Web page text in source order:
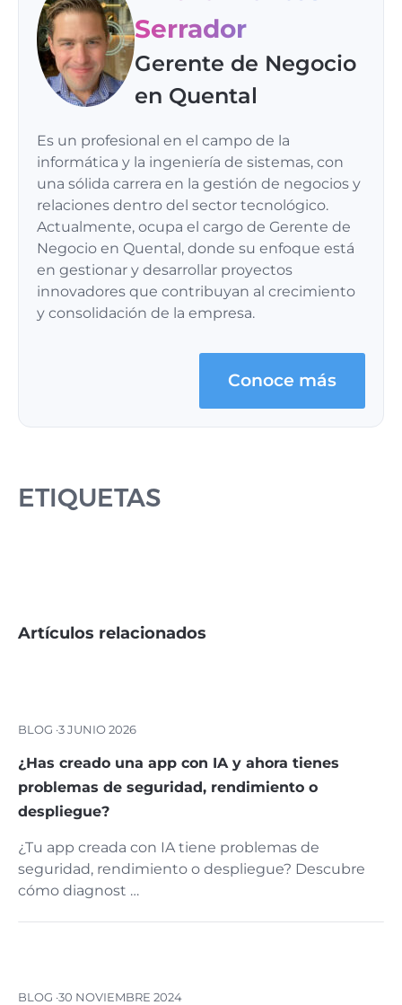
Serrador
Gerente de Negocio
en Quental
Es un profesional en el campo de la
informática y la ingeniería de sistemas, con
una sólida carrera en la gestión de negocios y
relaciones dentro del sector tecnológico.
Actualmente, ocupa el cargo de Gerente de
Negocio en Quental, donde su enfoque está
en gestionar y desarrollar proyectos
innovadores que contribuyan al crecimiento
y consolidación de la empresa.
Conoce más
ETIQUETAS
Artículos relacionados
BLOG ·3 JUNIO 2026
¿Has creado una app con IA y ahora tienes
problemas de seguridad, rendimiento o
despliegue?
¿Tu app creada con IA tiene problemas de
seguridad, rendimiento o despliegue? Descubre
cómo diagnost …
BLOG ·30 NOVIEMBRE 2024